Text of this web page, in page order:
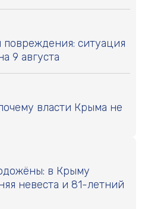
ситуация
9 августа
власти Крыма не
в Крыму
невеста и 81-летний